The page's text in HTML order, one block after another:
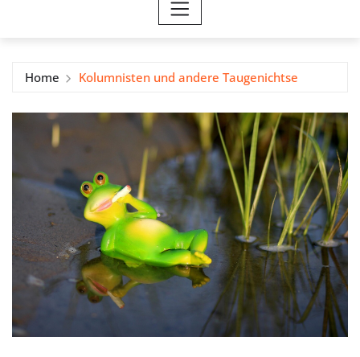
Home Kolumnisten und andere Taugenichtse